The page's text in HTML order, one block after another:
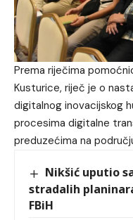
Prema riječima
Kusturice, riječ je o
digitalnog inovacijskog
procesima digitalne
preduzećima na
Nikšić uputio
stradalih
FBiH